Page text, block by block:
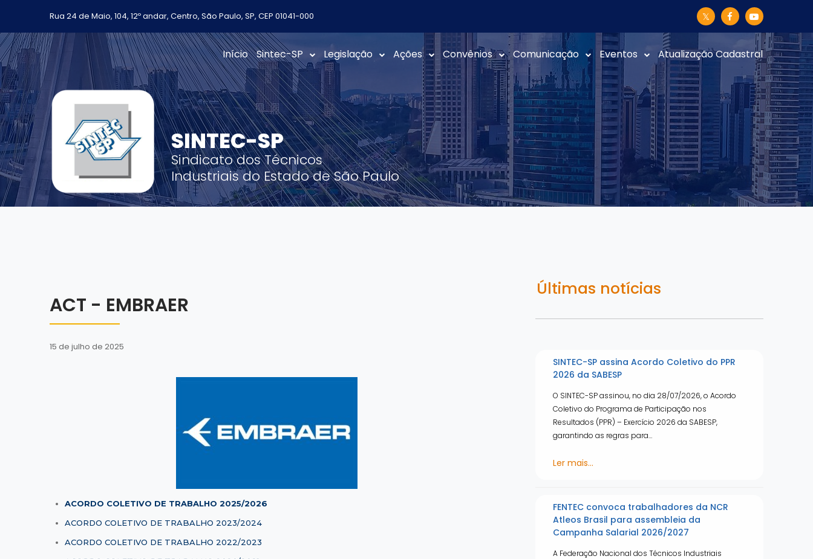
Rua 24 de Maio, 104, 12º andar, Centro, São Paulo, SP, CEP 01041-000
Início Sintec-SP Legislação Ações Convênios Comunicação Eventos Atualização Cadastral
SINTEC-SP
Sindicato dos Técnicos
Industriais do Estado de São Paulo
ACT - EMBRAER
15 de julho de 2025
ACORDO COLETIVO DE TRABALHO 2025/2026
ACORDO COLETIVO DE TRABALHO 2023/2024
ACORDO COLETIVO DE TRABALHO 2022/2023
Últimas notícias
SINTEC-SP assina Acordo Coletivo do PPR
2026 da SABESP
O SINTEC-SP assinou, no dia 28/07/2026, o Acordo
Coletivo do Programa de Participação nos
Resultados (PPR) – Exercício 2026 da SABESP,
garantindo as regras para…
Ler mais...
FENTEC convoca trabalhadores da NCR
Atleos Brasil para assembleia da
Campanha Salarial 2026/2027
A Federação Nacional dos Técnicos Industriais